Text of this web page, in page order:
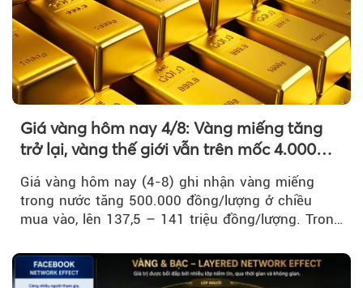
Giá vàng hôm nay 4/8: Vàng miếng tăng
trở lại, vàng thế giới vẫn trên mốc 4.000
Giá vàng hôm nay (4-8) ghi nhận vàng miếng
trong nước tăng 500.000 đồng/lượng ở chiều
mua vào, lên 137,5 – 141 triệu đồng/lượng. Trong
trì trên ngưỡng 4.000 USD/ounce.